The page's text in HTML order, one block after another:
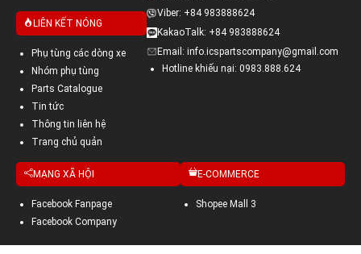
LIÊN KẾT NÓNG
Phụ tùng các dòng xe
Nhóm phụ tùng
Parts Catalogue
Tin tức
Thông tin liên hệ
Trang chủ quản
Viber: +84 983888624
KakaoTalk: +84 983888624
Email: info.icspartscompany@gmail.com
Hotline khiếu nại: 0983.888.624
MẠNG XÃ HỘI
Facebook Fanpage
Facebook Company
E-COMMERCE
Shopee Mall 3